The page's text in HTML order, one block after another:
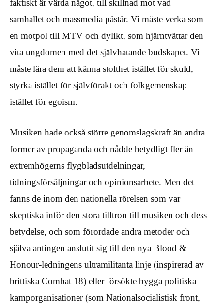
faktiskt är värda något, till skillnad mot vad
samhället och massmedia påstår. Vi måste verka som
en motpol till MTV och dylikt, som hjärntvättar den
vita ungdomen med det självhatande budskapet. Vi
måste lära dem att känna stolthet istället för skuld,
styrka istället för självförakt och folkgemenskap
istället för egoism.
Musiken hade också större genomslagskraft än andra
former av propaganda och nådde betydligt fler än
extremhögerns flygbladsutdelningar,
tidningsförsäljningar och opinionsarbete. Men det
fanns de inom den nationella rörelsen som var
skeptiska inför den stora tilltron till musiken och dess
betydelse, och som förordade andra metoder och
själva antingen anslutit sig till den nya Blood &
Honour-ledningens ultramilitanta linje (inspirerad av
brittiska Combat 18) eller försökte bygga politiska
kamporganisationer (som Nationalsocialistisk front,